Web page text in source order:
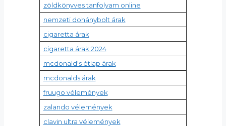
zöldkönyves tanfolyam online
nemzeti dohánybolt árak
cigaretta árak
cigaretta árak 2024
mcdonald's étlap árak
mcdonalds árak
fruugo vélemények
zalando vélemények
clavin ultra vélemények